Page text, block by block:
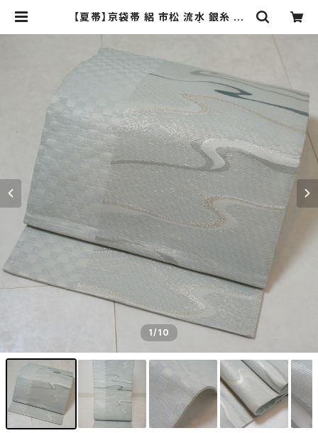
【夏帯】京袋帯 絽 市松 流水 銀糸 銀
1/10